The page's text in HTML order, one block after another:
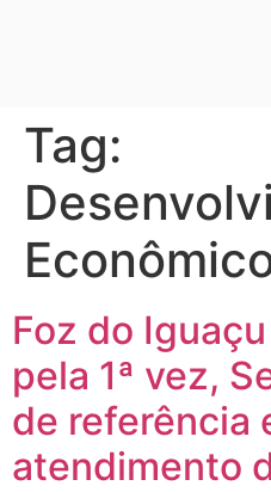
Tag:
Foz do
pela 1ª vez,
de referência
atendimento